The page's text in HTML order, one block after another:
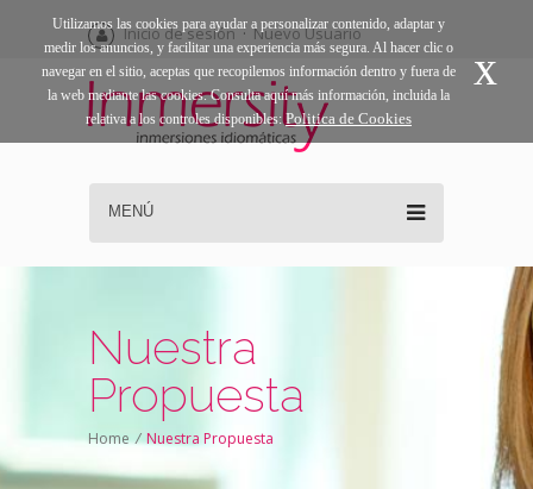
Utilizamos las cookies para ayudar a personalizar contenido, adaptar y
medir los anuncios, y facilitar una experiencia más segura. Al hacer clic o
navegar en el sitio, aceptas que recopilemos información dentro y fuera de
la web mediante las cookies. Consulta aquí más información, incluida la
relativa a los controles disponibles:Politica de Cookies
x
Inicio de sesión·Nuevo Usuario
MENÚ
Nuestra
Propuesta
Home / Nuestra Propuesta